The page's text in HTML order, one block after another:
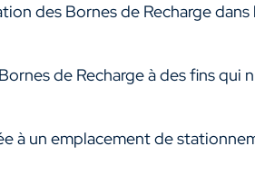
des Bornes de Recharge
de Recharge à des fins qui
à un emplacement de